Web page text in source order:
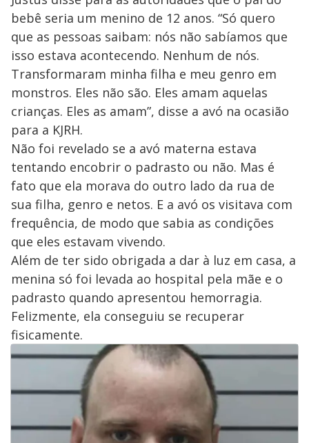
bebê seria um menino de 12 anos. “Só quero
que as pessoas saibam: nós não sabíamos que
isso estava acontecendo. Nenhum de nós.
Transformaram minha filha e meu genro em
monstros. Eles não são. Eles amam aquelas
crianças. Eles as amam”, disse a avó na ocasião
para a KJRH.
Não foi revelado se a avó materna estava
tentando encobrir o padrasto ou não. Mas é
fato que ela morava do outro lado da rua de
sua filha, genro e netos. E a avó os visitava com
frequência, de modo que sabia as condições
que eles estavam vivendo.
Além de ter sido obrigada a dar à luz em casa, a
menina só foi levada ao hospital pela mãe e o
padrasto quando apresentou hemorragia.
Felizmente, ela conseguiu se recuperar
fisicamente.